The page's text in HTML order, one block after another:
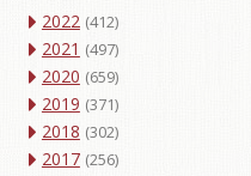
2022 (412)
2021 (497)
2020 (659)
2019 (371)
2018 (302)
2017 (256)